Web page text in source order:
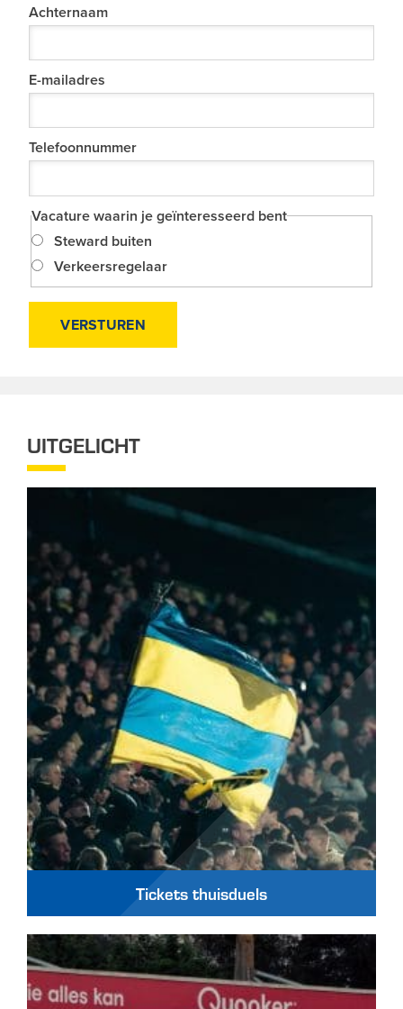
Achternaam
E-mailadres
Telefoonnummer
Vacature waarin je geïnteresseerd bent
Steward buiten
Verkeersregelaar
UITGELICHT
Tickets thuisduels